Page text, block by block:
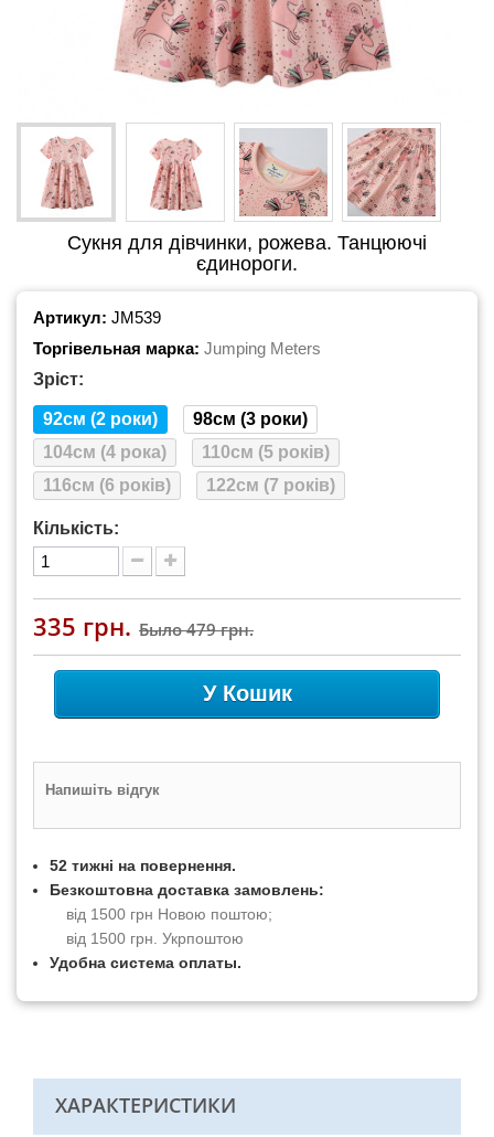
Сукня для дівчинки, рожева. Танцюючі
єдинороги.
Артикул: JM539
Торгівельная марка: Jumping Meters
Зріст:
92см (2 роки)
98см (3 роки)
104см (4 рока)
110см (5 років)
116см (6 років)
122см (7 років)
Кількість:
335 грн. Было479 грн.
У Кошик
Напишіть відгук
52 тижні на повернення.
Безкоштовна доставка замовлень:
від 1500 грн Новою поштою;
від 1500 грн. Укрпоштою
Удобна система оплаты.
ХАРАКТЕРИСТИКИ